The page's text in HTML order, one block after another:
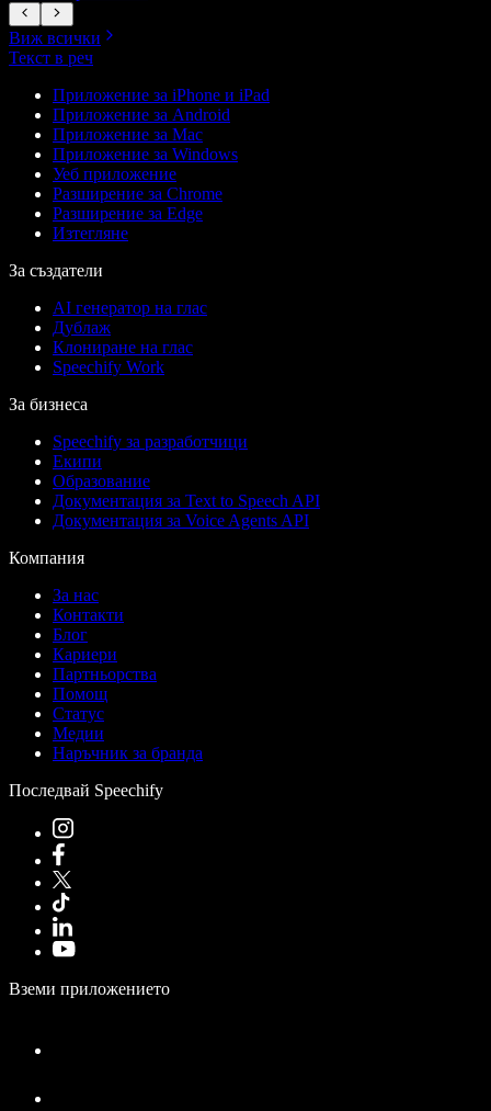
Виж всички
Текст в реч
Приложение за iPhone и iPad
Приложение за Android
Приложение за Mac
Приложение за Windows
Уеб приложение
Разширение за Chrome
Разширение за Edge
Изтегляне
За създатели
AI генератор на глас
Дублаж
Клониране на глас
Speechify Work
За бизнеса
Speechify за разработчици
Екипи
Образование
Документация за Text to Speech API
Документация за Voice Agents API
Компания
За нас
Контакти
Блог
Кариери
Партньорства
Помощ
Статус
Медии
Наръчник за бранда
Последвай Speechify
Вземи приложението